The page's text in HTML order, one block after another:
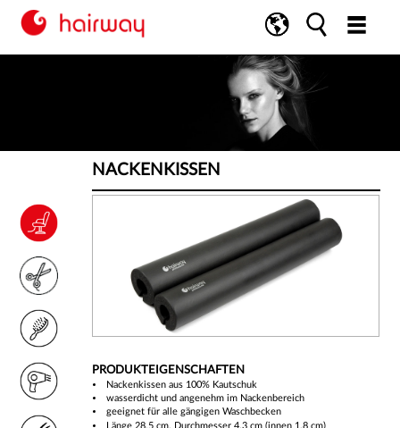
NACKENKISSEN
PRODUKTEIGENSCHAFTEN
Nackenkissen aus 100% Kautschuk
wasserdicht und angenehm im Nackenbereich
geeignet für alle gängigen Waschbecken
Länge 28,5 cm, Durchmesser 4,3 cm (innen 1,8 cm)